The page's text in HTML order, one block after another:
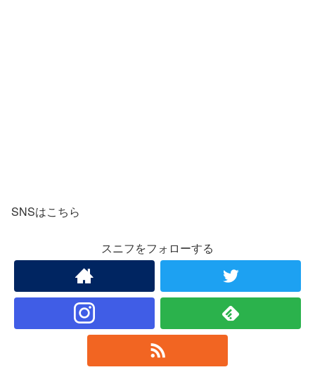
SNSはこちら
スニフをフォローする